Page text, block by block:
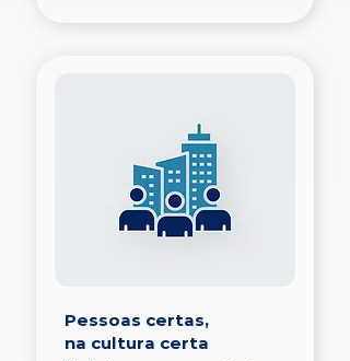
Pessoas certas,
na cultura certa